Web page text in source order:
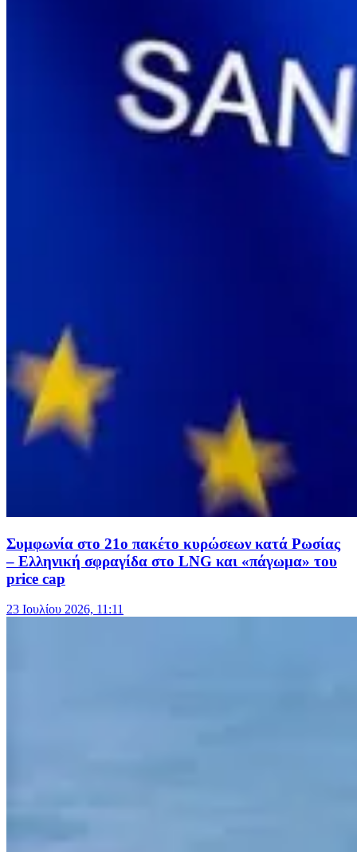
Συμφωνία στο 21ο πακέτο κυρώσεων κατά Ρωσίας
– Ελληνική σφραγίδα στο LNG και «πάγωμα» του
price cap
23 Ιουλίου 2026, 11:11